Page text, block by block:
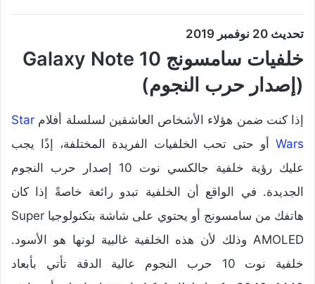
تحديث 20 نوفمبر 2019
خلفيات سامسونج Galaxy Note 10
(إصدار حرب النجوم)
إذا كنت ضمن هؤلاء الأشخاص العاشقين لسلسلة أفلام Star
Wars أو حتى تحب الخلفيات الفريدة المختلفة، إذًا يجب
عليك رؤية خلفية جالكسي نوت 10 إصدار حرب النجوم
الجديدة. في الواقع أن الخلفية تبدو رائعة خاصةً إذا كان
هاتفك من سامسونج أو يحتوي على شاشة بتكنولوجيا Super
AMOLED وذلك لأن هذه الخلفية غالبية لونها هو الأسود.
خلفية نوت 10 حرب النجوم عالية الدقة تأتي بأبعاد